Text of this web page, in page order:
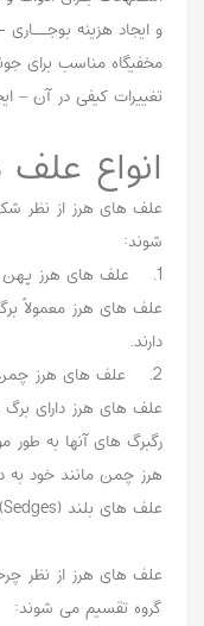
و اﯾﺠﺎد ﻫﺰﯾﻨﻪ
مخفیگاه مناسب برای
تغییرات کیفی در آن –
انواع
علف های هرز از نظر
شوند:
علف های هرز معمولاً
دارند.
علف های هرز دارای برگ
رگبرگ های آنها به طور
علف های بلند (Sedges) تقسیم می شوند.
علف های هرز از نظر
گروه تقسیم می شوند: